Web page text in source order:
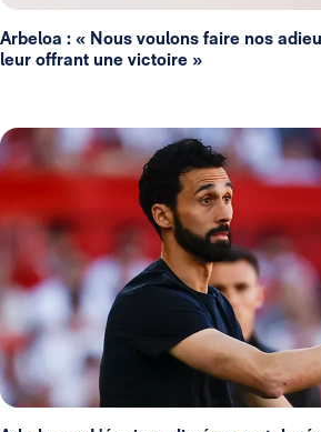
Arbeloa : « Nous voulons faire nos
leur offrant une victoire »